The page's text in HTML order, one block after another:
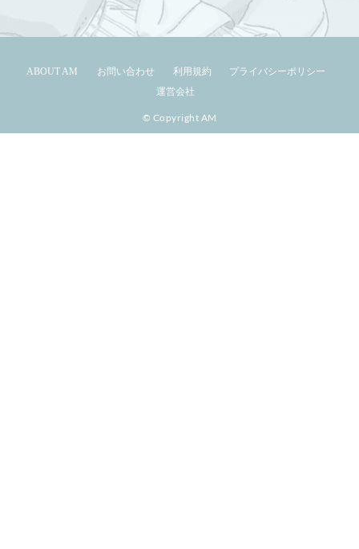
ABOUT AM お問い合わせ 利用規約
プライバシーポリシー
運営会社
© Copyright AM